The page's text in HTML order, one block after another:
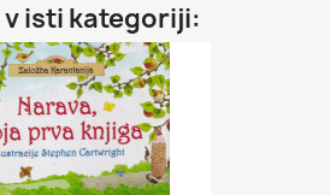
isti kategoriji: